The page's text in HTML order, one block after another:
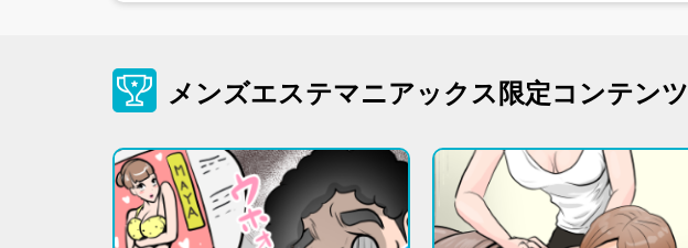
メンズエステマニアックス限定コンテンツ